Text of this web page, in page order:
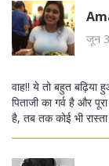
जून
वाह!! ये तो बहुत
पिताजी का गर्व है और
है, तब तक कोई भी